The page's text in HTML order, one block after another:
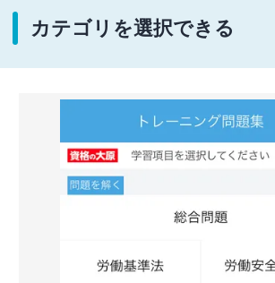
カテゴリを選択できる